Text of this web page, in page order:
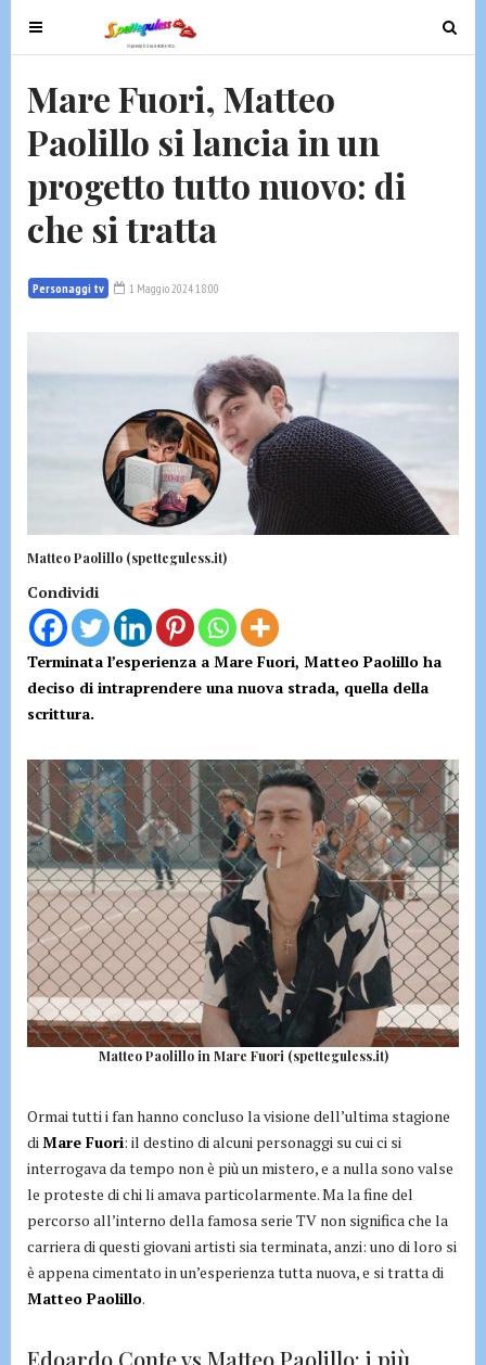
T
o
g
l
e
n
a
v
g
T
o
t
Mare Fuori, Matteo
Paolillo si lancia in un
progetto tutto nuovo: di
che si tratta
Personaggi tv 1 Maggio 2024 18:00
Matteo Paolillo (spetteguless.it)
Condividi
Terminata l’esperienza a Mare Fuori, Matteo Paolillo ha
deciso di intraprendere una nuova strada, quella della
scrittura.
Matteo Paolillo in Mare Fuori (spetteguless.it)
Ormai tutti i fan hanno concluso la visione dell’ultima stagione
diMare Fuori: il destino di alcuni personaggi su cui ci si
interrogava da tempo non è più un mistero, e a nulla sono valse
le proteste di chi li amava particolarmente. Ma la fine del
percorso all’interno della famosa serie TV non significa che la
carriera di questi giovani artisti sia terminata, anzi: uno di loro si
è appena cimentato in un’esperienza tutta nuova, e si tratta di
Matteo Paolillo.